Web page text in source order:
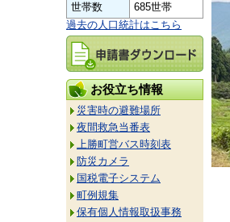
世帯数
685世帯
過去の人口統計はこちら
お役立ち情報
災害時の避難場所
夜間救急当番表
上勝町営バス時刻表
防災カメラ
国税電子システム
町例規集
保有個人情報取扱事務